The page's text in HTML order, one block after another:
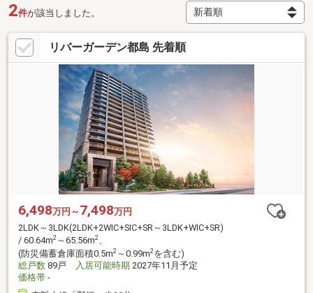
2件が該当しました。
リバーガーデン都島 先着順
6,498万円～ 7,498万円
2LDK～3LDK(2LDK+2WIC+SIC+SR～3LDK+WIC+SR)
/ 60.64m2 ～65.56m2、
(防災備蓄倉庫面積0.5m2 ～0.99m2 を含む)
総戸数 89戸 入居可能時期 2027年11月予定
価格帯 -